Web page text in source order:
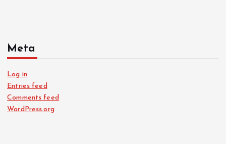
Meta
Log in
Entries feed
Comments feed
WordPress.org